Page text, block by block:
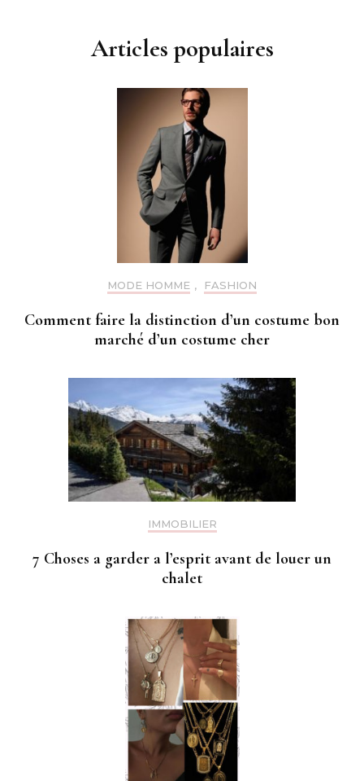
Articles populaires
MODE HOMME , FASHION
Comment faire la distinction d’un costume bon
marché d’un costume cher
IMMOBILIER
7 Choses a garder a l’esprit avant de louer un
chalet